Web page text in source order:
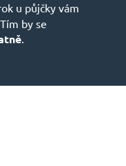
u půjčky vám
by se
.